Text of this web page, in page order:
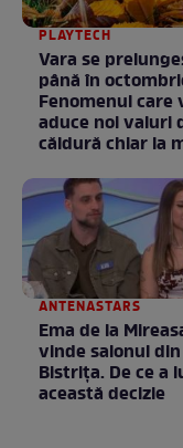
PLAYTECH
Vara se
până în
Fenomenul care
aduce noi valuri
căldură chiar la
ANTENASTARS
Ema de la
vinde salonul din
Bistrița. De ce a
această decizie